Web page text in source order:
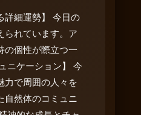
詳細運勢】 今日の
られています。ア
の個性が際立つ一
ニケーション】 今
力で周囲の人々を
自然体のコミュニ